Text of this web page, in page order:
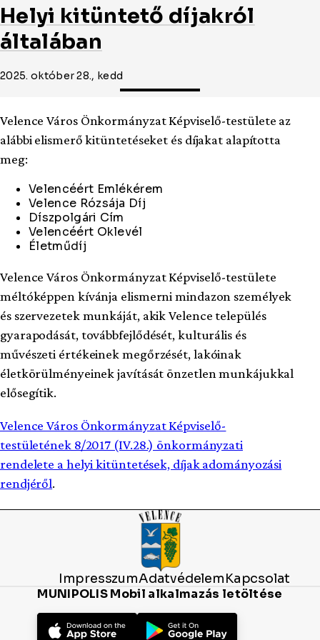
Helyi kitüntető díjakról
általában
2025. október 28., kedd
Velence Város Önkormányzat Képviselő-testülete az
alábbi elismerő kitüntetéseket és díjakat alapította
meg:
Velencéért Emlékérem
Velence Rózsája Díj
Díszpolgári Cím
Velencéért Oklevél
Életműdíj
Velence Város Önkormányzat Képviselő-testülete
méltóképpen kívánja elismerni mindazon személyek
és szervezetek munkáját, akik Velence település
gyarapodását, továbbfejlődését, kulturális és
művészeti értékeinek megőrzését, lakóinak
életkörülményeinek javítását önzetlen munkájukkal
elősegítik.
Velence Város Önkormányzat Képviselő-
testületének 8/2017 (IV.28.) önkormányzati
rendelete a helyi kitüntetések, díjak adományozási
rendjéről.
ImpresszumAdatvédelemKapcsolat
MUNIPOLIS Mobil alkalmazás letöltése